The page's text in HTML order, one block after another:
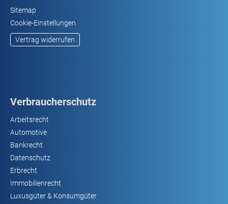
Sitemap
Cookie-Einstellungen
Vertrag widerrufen
Verbraucherschutz
Arbeitsrecht
Automotive
Bankrecht
Datenschutz
Erbrecht
Immobilienrecht
Luxusgüter & Konsumgüter